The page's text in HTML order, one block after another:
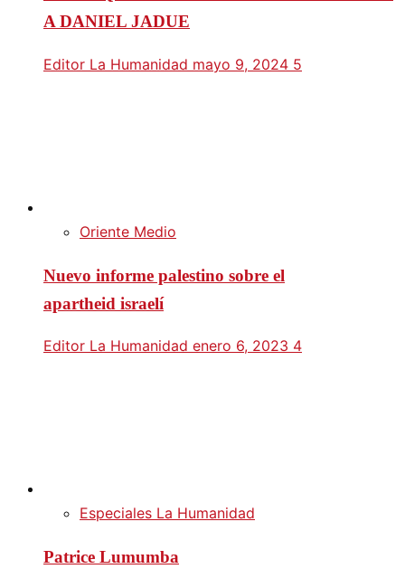
A DANIEL JADUE
Editor La Humanidad mayo 9, 2024 5
Oriente Medio
Nuevo informe palestino sobre el
apartheid israelí
Editor La Humanidad enero 6, 2023 4
Especiales La Humanidad
Patrice Lumumba